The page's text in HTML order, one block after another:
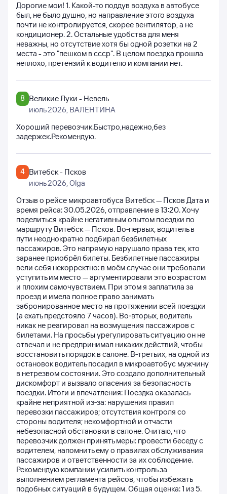
Дорогие мои! 1. Какой-то поддув воздуха в автобусе
был, не было душно, но направление этого воздуха
почти не контролируется, скорее вентилятор, а не
кондиционер. 2. Остальные удобства для меня
неважны, но отсутствие хотя бы одной розетки на 2
места - это "пешком в ссср". В целом поездка прошла
неплохо, претензий к водителю и компании нет.
8 Великие Луки - Невель
июль 2026, ВАЛЕНТИНА
Хороший перевозчик.Быстро,надежно,без
задержек.Рекомендую.
4 Витебск - Псков
июнь 2026, Olga
Отзыв о рейсе микроавтобуса Витебск — Псков Дата и
время рейса: 30.05.2026, отправление в 13:20. Хочу
поделиться крайне негативным опытом поездки по
маршруту Витебск — Псков. Во‑первых, водитель в
пути неоднократно подбирал безбилетных
пассажиров. Это напрямую нарушало права тех, кто
заранее приобрёл билеты. Безбилетные пассажиры
вели себя некорректно: в моём случае они требовали
уступить им место — аргументировали это возрастом
и плохим самочувствием. При этом я заплатила за
проезд и имела полное право занимать
забронированное место на протяжении всей поездки
(а ехать предстояло 7 часов). Во‑вторых, водитель
никак не реагировал на возмущения пассажиров с
билетами. На просьбы урегулировать ситуацию он не
отвечал и не предпринимал никаких действий, чтобы
восстановить порядок в салоне. В‑третьих, на одной из
остановок водитель посадил в микроавтобус мужчину
в нетрезвом состоянии. Это создало дополнительный
дискомфорт и вызвало опасения за безопасность
поездки. Итоги и впечатления: Поездка оказалась
крайне неприятной из‑за: нарушения правил
перевозки пассажиров; отсутствия контроля со
стороны водителя; некомфортной и отчасти
небезопасной обстановки в салоне. Считаю, что
перевозчик должен принять меры: провести беседу с
водителем, напомнить ему о правилах обслуживания
пассажиров и ответственности за их соблюдение.
Рекомендую компании усилить контроль за
выполнением регламента рейсов, чтобы избежать
подобных ситуаций в будущем. Общая оценка: 1 из 5.